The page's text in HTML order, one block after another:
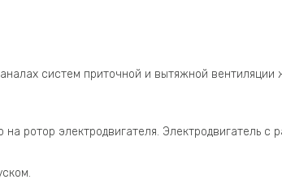
систем приточной и вытяжной
ротор электродвигателя. Электродвигатель